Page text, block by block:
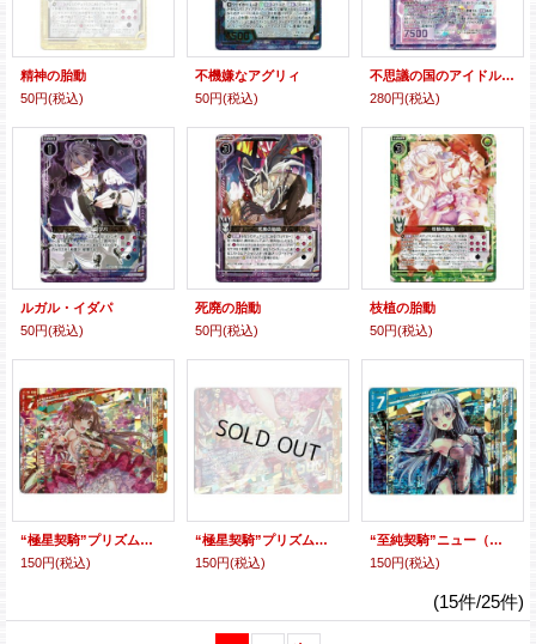
精神の胎動
50円(税込)
不機嫌なアグリィ
50円(税込)
不思議の国のアイドル アリス
280円(税込)
ルガル・イダパ
50円(税込)
死廃の胎動
50円(税込)
枝植の胎動
50円(税込)
“極星契騎”プリズム（上）
150円(税込)
“極星契騎”プリズム（下）
150円(税込)
“至純契騎”ニュー（上）
150円(税込)
(15件/25件)